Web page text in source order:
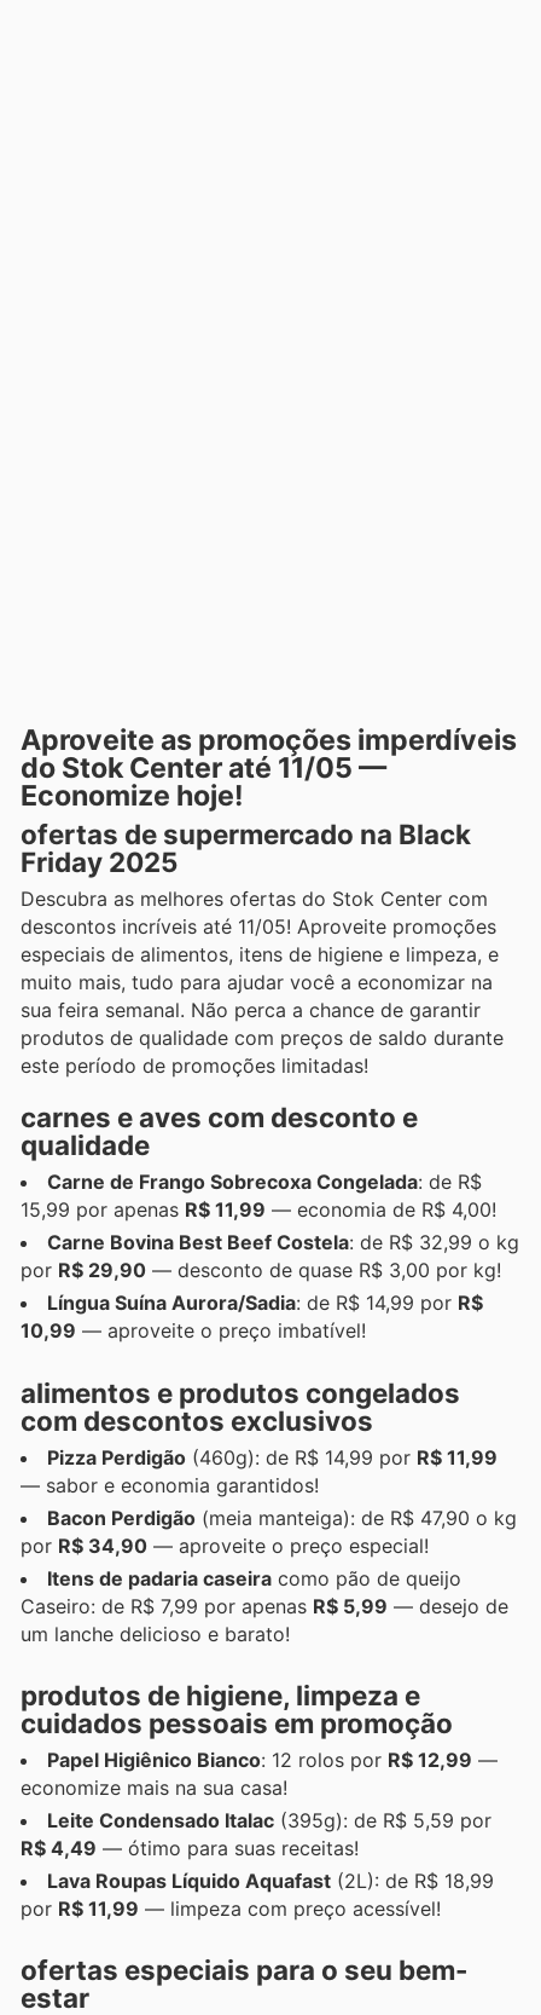
Aproveite as promoções imperdíveis
do Stok Center até 11/05 —
Economize hoje!
ofertas de supermercado na Black
Friday 2025
Descubra as melhores ofertas do Stok Center com
descontos incríveis até 11/05! Aproveite promoções
especiais de alimentos, itens de higiene e limpeza, e
muito mais, tudo para ajudar você a economizar na
sua feira semanal. Não perca a chance de garantir
produtos de qualidade com preços de saldo durante
este período de promoções limitadas!
carnes e aves com desconto e
qualidade
Carne de Frango Sobrecoxa Congelada: de R$
15,99 por apenas R$ 11,99 — economia de R$ 4,00!
Carne Bovina Best Beef Costela: de R$ 32,99 o kg
por R$ 29,90 — desconto de quase R$ 3,00 por kg!
Língua Suína Aurora/Sadia: de R$ 14,99 por R$
10,99 — aproveite o preço imbatível!
alimentos e produtos congelados
com descontos exclusivos
Pizza Perdigão (460g): de R$ 14,99 por R$ 11,99
— sabor e economia garantidos!
Bacon Perdigão (meia manteiga): de R$ 47,90 o kg
por R$ 34,90 — aproveite o preço especial!
Itens de padaria caseira como pão de queijo
Caseiro: de R$ 7,99 por apenas R$ 5,99 — desejo de
um lanche delicioso e barato!
produtos de higiene, limpeza e
cuidados pessoais em promoção
Papel Higiênico Bianco: 12 rolos por R$ 12,99 —
economize mais na sua casa!
Leite Condensado Italac (395g): de R$ 5,59 por
R$ 4,49 — ótimo para suas receitas!
Lava Roupas Líquido Aquafast (2L): de R$ 18,99
por R$ 11,99 — limpeza com preço acessível!
ofertas especiais para o seu bem-
estar